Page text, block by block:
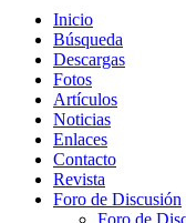
Inicio
Búsqueda
Descargas
Fotos
Artículos
Noticias
Enlaces
Contacto
Revista
Foro de Discusión
Foro de